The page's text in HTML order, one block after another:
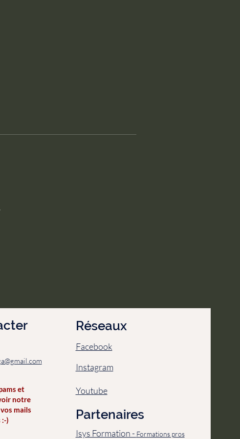
et
notre
mails
)
Réseaux
Facebook
Instagram
Youtube
Partenaires
Isys Formation - Formations pros